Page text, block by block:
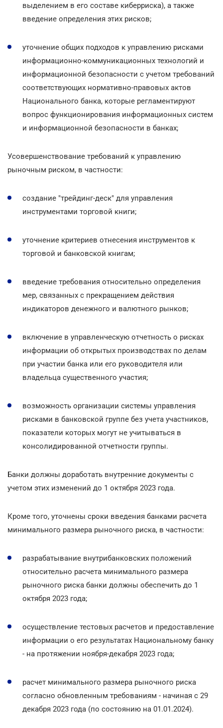
выделением в его составе киберриска), а также
введение определения этих рисков;
уточнение общих подходов к управлению рисками
информационно-коммуникационных технологий и
информационной безопасности с учетом требований
соответствующих нормативно-правовых актов
Национального банка, которые регламентируют
вопрос функционирования информационных систем
и информационной безопасности в банках;
Усовершенствование требований к управлению
рыночным риском, в частности:
создание "трейдинг-деск" для управления
инструментами торговой книги;
уточнение критериев отнесения инструментов к
торговой и банковской книгам;
введение требования относительно определения
мер, связанных с прекращением действия
индикаторов денежного и валютного рынков;
включение в управленческую отчетность о рисках
информации об открытых производствах по делам
при участии банка или его руководителя или
владельца существенного участия;
возможность организации системы управления
рисками в банковской группе без учета участников,
показатели которых могут не учитываться в
консолидированной отчетности группы.
Банки должны доработать внутренние документы с
учетом этих изменений до 1 октября 2023 года.
Кроме того, уточнены сроки введения банками расчета
минимального размера рыночного риска, в частности:
разрабатывание внутрибанковских положений
относительно расчета минимального размера
рыночного риска банки должны обеспечить до 1
октября 2023 года;
осуществление тестовых расчетов и предоставление
информации о его результатах Национальному банку
- на протяжении ноября-декабря 2023 года;
расчет минимального размера рыночного риска
согласно обновленным требованиям - начиная с 29
декабря 2023 года (по состоянию на 01.01.2024).